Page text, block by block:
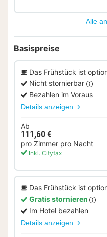
Alle
Basispreise
Das Frühstück ist
Nicht stornierbar
Bezahlen im Voraus
Details anzeigen
Ab
111,60 €
pro Zimmer pro Nacht
Inkl. Citytax
Das Frühstück ist
Gratis stornieren
Im Hotel bezahlen
Details anzeigen